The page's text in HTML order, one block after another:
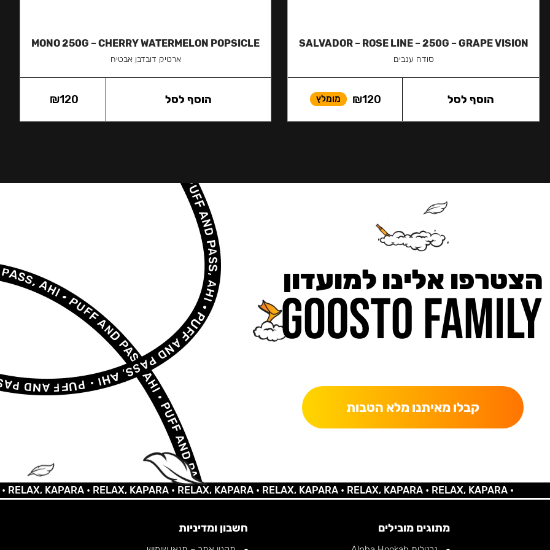
SALVADOR – ROSE LINE – 250G – GRAPE VISION
סודה ענבים
₪120 מומלץ הוסף לסל
MONO 250G – CHERRY WATERMELON POPSICLE
ארטיק דובדבן אבטיח
₪120 הוסף לסל
הצטרפו אלינו למועדון
קבלו מאיתנו מלא הטבות
KAPARA •RELAX, KAPARA •RELAX, KAPARA •RELAX, KAPARA •RELAX, KAPARA •RELAX, KAPARA •
מתוגים מובילים חשבון ומדיניות